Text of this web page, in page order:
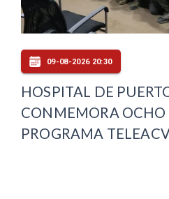
09-08-2026 20:30
HOSPITAL DE
CONMEMORA OCHO
PROGRAMA